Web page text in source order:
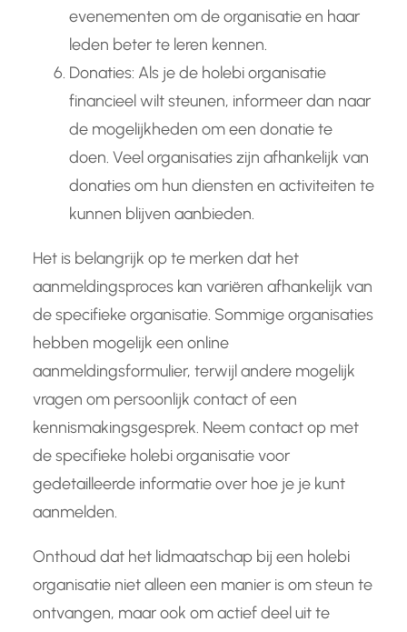
evenementen om de organisatie en haar
leden beter te leren kennen.
Donaties: Als je de holebi organisatie
financieel wilt steunen, informeer dan naar
de mogelijkheden om een donatie te
doen. Veel organisaties zijn afhankelijk van
donaties om hun diensten en activiteiten te
kunnen blijven aanbieden.
Het is belangrijk op te merken dat het
aanmeldingsproces kan variëren afhankelijk van
de specifieke organisatie. Sommige organisaties
hebben mogelijk een online
aanmeldingsformulier, terwijl andere mogelijk
vragen om persoonlijk contact of een
kennismakingsgesprek. Neem contact op met
de specifieke holebi organisatie voor
gedetailleerde informatie over hoe je je kunt
aanmelden.
Onthoud dat het lidmaatschap bij een holebi
organisatie niet alleen een manier is om steun te
ontvangen, maar ook om actief deel uit te